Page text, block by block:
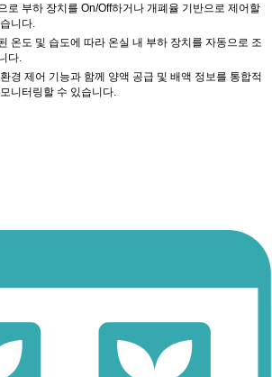
로 부하 장치를 On/Off하거나 개폐율 기반으로 제어할
니다.
온도 및 습도에 따라 온실 내 부하 장치를 자동으로 조
다.
경 제어 기능과 함께 양액 공급 및 배액 정보를 통합적
니터링할 수 있습니다.